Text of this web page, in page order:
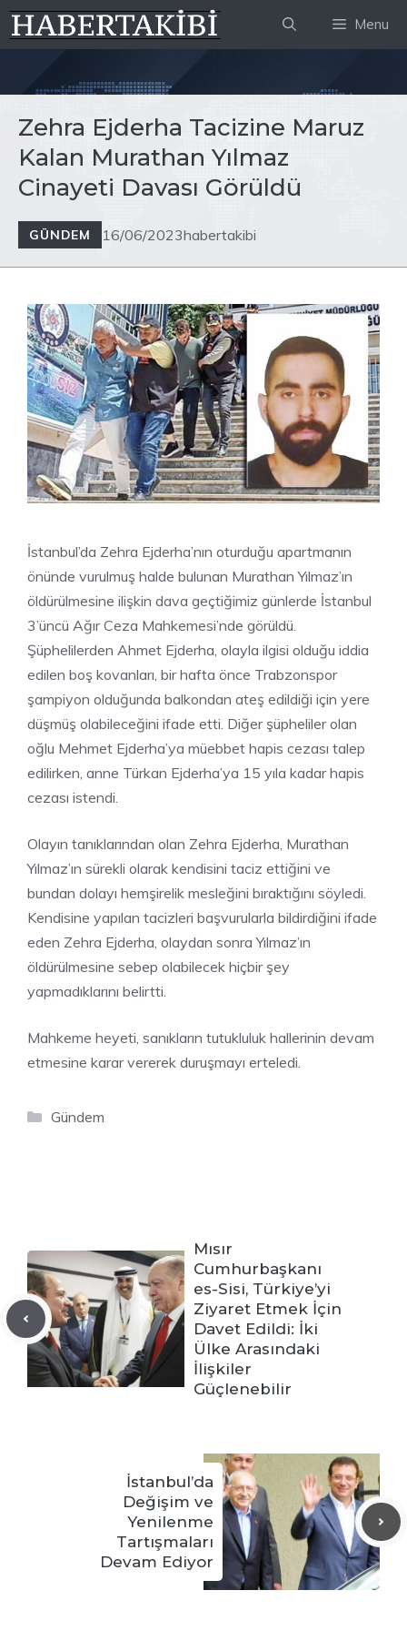
İçeriğe
atla
Menu
Zehra Ejderha Tacizine Maruz
Kalan Murathan Yılmaz
Cinayeti Davası Görüldü
GÜNDEM 16/06/2023habertakibi
İstanbul’da Zehra Ejderha’nın oturduğu apartmanın
önünde vurulmuş halde bulunan Murathan Yılmaz’ın
öldürülmesine ilişkin dava geçtiğimiz günlerde İstanbul
3’üncü Ağır Ceza Mahkemesi’nde görüldü.
Şüphelilerden Ahmet Ejderha, olayla ilgisi olduğu iddia
edilen boş kovanları, bir hafta önce Trabzonspor
şampiyon olduğunda balkondan ateş edildiği için yere
düşmüş olabileceğini ifade etti. Diğer şüpheliler olan
oğlu Mehmet Ejderha’ya müebbet hapis cezası talep
edilirken, anne Türkan Ejderha’ya 15 yıla kadar hapis
cezası istendi.
Olayın tanıklarından olan Zehra Ejderha, Murathan
Yılmaz’ın sürekli olarak kendisini taciz ettiğini ve
bundan dolayı hemşirelik mesleğini bıraktığını söyledi.
Kendisine yapılan tacizleri başvurularla bildirdiğini ifade
eden Zehra Ejderha, olaydan sonra Yılmaz’ın
öldürülmesine sebep olabilecek hiçbir şey
yapmadıklarını belirtti.
Mahkeme heyeti, sanıkların tutukluluk hallerinin devam
etmesine karar vererek duruşmayı erteledi.
Kategoriler
Gündem
Mısır
Cumhurbaşkanı
es-Sisi, Türkiye’yi
Ziyaret Etmek İçin
Davet Edildi: İki
Ülke Arasındaki
İlişkiler
Güçlenebilir
İstanbul’da
Değişim ve
Yenilenme
Tartışmaları
Devam Ediyor